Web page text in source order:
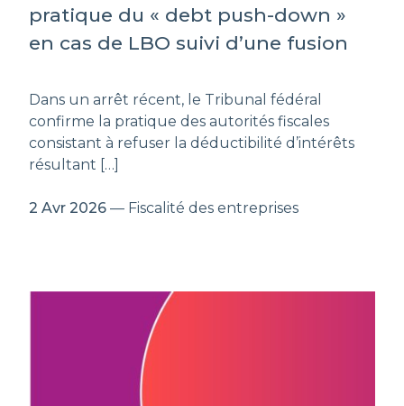
pratique du « debt push-down »
en cas de LBO suivi d’une fusion
Dans un arrêt récent, le Tribunal fédéral
confirme la pratique des autorités fiscales
consistant à refuser la déductibilité d’intérêts
résultant […]
2 Avr 2026 — Fiscalité des entreprises